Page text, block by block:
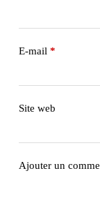
E-mail *
Site web
Ajouter un